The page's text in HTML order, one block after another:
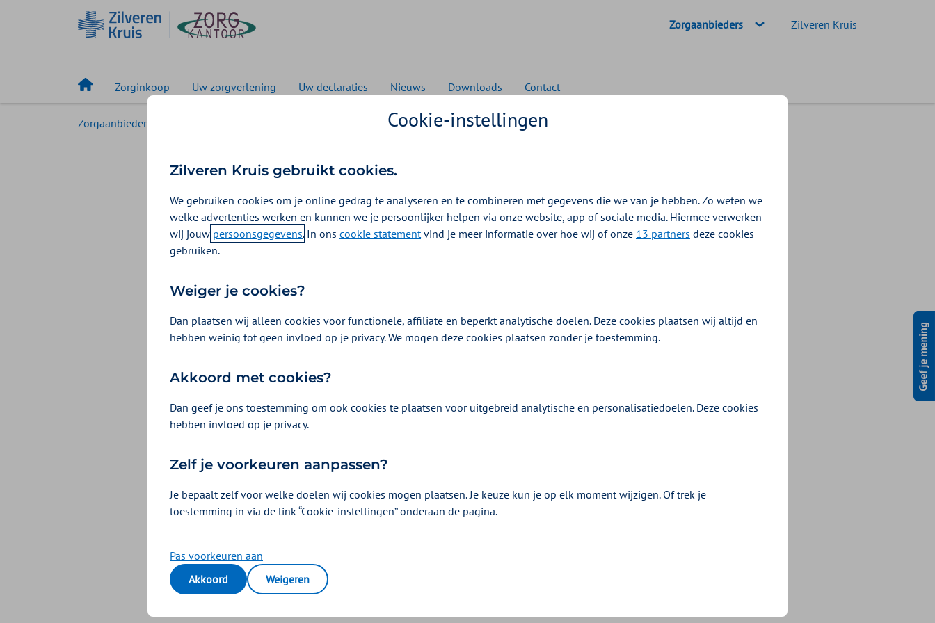
Geselecteerde doelgroep:
Zorgaanbieders Zilveren Kruis
Zorginkoop Uw zorgverlening Uw declaraties Nieuws Downloads Contact
Zorgaanbieders Transitiemiddelen voor de V&V en GZ
Transitiemiddelen voor de V&V en GZ
VWS stelt voor 2022 – 2026 transitiemiddelen beschikbaar voor de V&V en GZ. In een
aanvulling op het inkoopbeleid leest u meer over de inzet van de transitiemiddelen.
In de landelijke aanvulling op het inkoopkader leest u waar de transitiemiddelen voor bestemd zijn. En de
kaders waarbinnen de zorgkantoren afspraken met zorgaanbieders maken over de inzet van de middelen
voor 2022 en 2023. In de aanvulling op het inkoopbeleid van Zilveren Kruis leest u meer over de inzet van
later dit jaar een aparte aanvulling.
Lees de aanvulling transitiemiddelen op het inkoopbeleid van Zilveren Kruis (pdf)
Was dit nuttig?
Cookie-instellingen
Zilveren Kruis gebruikt cookies.
We gebruiken cookies om je online gedrag te analyseren en te combineren met gegevens die we van je hebben. Zo weten we
welke advertenties werken en kunnen we je persoonlijker helpen via onze website, app of sociale media. Hiermee verwerken
wij jouw persoonsgegevens. In ons cookie statementvind je meer informatie over hoe wij of onze 13 partners deze cookies
gebruiken.
Weiger je cookies?
Dan plaatsen wij alleen cookies voor functionele, affiliate en beperkt analytische doelen. Deze cookies plaatsen wij altijd en
hebben weinig tot geen invloed op je privacy. We mogen deze cookies plaatsen zonder je toestemming.
Akkoord met cookies?
Dan geef je ons toestemming om ook cookies te plaatsen voor uitgebreid analytische en personalisatiedoelen. Deze cookies
hebben invloed op je privacy.
Zelf je voorkeuren aanpassen?
Je bepaalt zelf voor welke doelen wij cookies mogen plaatsen. Je keuze kun je op elk moment wijzigen. Of trek je
toestemming in via de link “Cookie-instellingen” onderaan de pagina.
Pas voorkeuren aan
Akkoord
Weigeren